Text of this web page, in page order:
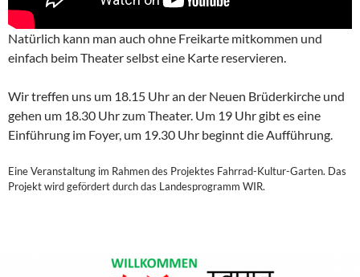
Natürlich kann man auch ohne Freikarte mitkommen und
einfach beim Theater selbst eine Karte reservieren.
Wir treffen uns um 18.15 Uhr an der Neuen Brüderkirche und
gehen um 18.30 Uhr zum Theater. Um 19 Uhr gibt es eine
Einführung im Foyer, um 19.30 Uhr beginnt die Aufführung.
Eine Veranstaltung im Rahmen des Projektes Fahrrad-Kultur-Garten. Das
Projekt wird gefördert durch das Landesprogramm WIR.